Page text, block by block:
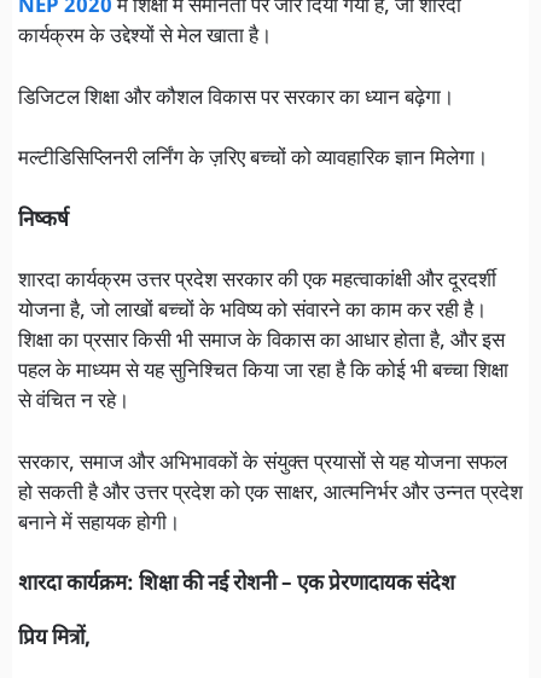
NEP 2020में शिक्षा में समानता पर जोर दिया गया है, जो शारदा
कार्यक्रम के उद्देश्यों से मेल खाता है।
डिजिटल शिक्षा और कौशल विकास पर सरकार का ध्यान बढ़ेगा।
मल्टीडिसिप्लिनरी लर्निंग के ज़रिए बच्चों को व्यावहारिक ज्ञान मिलेगा।
निष्कर्ष
शारदा कार्यक्रम उत्तर प्रदेश सरकार की एक महत्वाकांक्षी और दूरदर्शी
योजना है, जो लाखों बच्चों के भविष्य को संवारने का काम कर रही है।
शिक्षा का प्रसार किसी भी समाज के विकास का आधार होता है, और इस
पहल के माध्यम से यह सुनिश्चित किया जा रहा है कि कोई भी बच्चा शिक्षा
से वंचित न रहे।
सरकार, समाज और अभिभावकों के संयुक्त प्रयासों से यह योजना सफल
हो सकती है और उत्तर प्रदेश को एक साक्षर, आत्मनिर्भर और उन्नत प्रदेश
बनाने में सहायक होगी।
शारदा कार्यक्रम: शिक्षा की नई रोशनी – एक प्रेरणादायक संदेश
प्रिय मित्रों,